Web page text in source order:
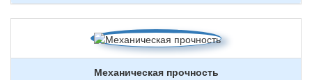
Механическая прочность